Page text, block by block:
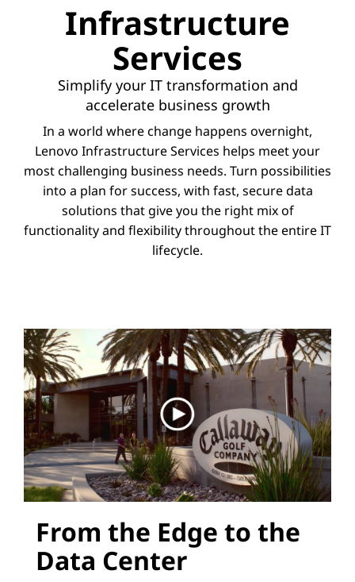
Infrastructure
Services
Simplify your IT transformation and
accelerate business growth
In a world where change happens overnight,
Lenovo Infrastructure Services helps meet your
most challenging business needs. Turn possibilities
into a plan for success, with fast, secure data
solutions that give you the right mix of
functionality and flexibility throughout the entire IT
lifecycle.
From the Edge to the
Data Center